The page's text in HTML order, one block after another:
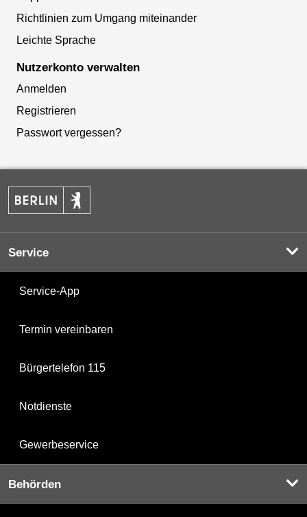
Richtlinien zum Umgang miteinander
Leichte Sprache
Nutzerkonto verwalten
Anmelden
Registrieren
Passwort vergessen?
Service
Service-App
Termin vereinbaren
Bürgertelefon 115
Notdienste
Gewerbeservice
Behörden